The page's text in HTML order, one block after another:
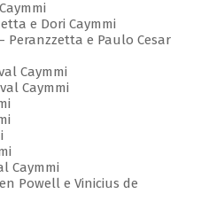
e Dori Caymmi
Peranzzetta e Paulo Cesar
Caymmi
Caymmi
Caymmi
Powell e Vinicius de